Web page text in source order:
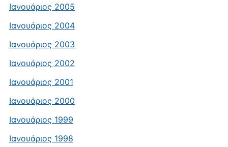
Ιανουάριος 2005
Ιανουάριος 2004
Ιανουάριος 2003
Ιανουάριος 2002
Ιανουάριος 2001
Ιανουάριος 2000
Ιανουάριος 1999
Ιανουάριος 1998